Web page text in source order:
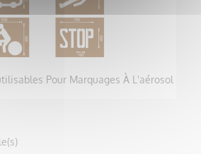
Pour Marquages À L'aérosol